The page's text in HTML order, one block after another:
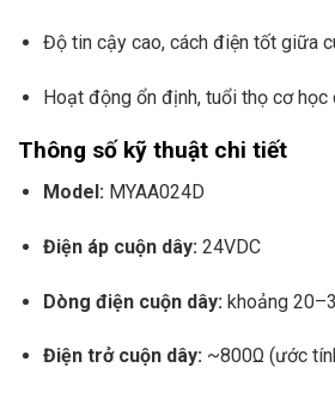
Độ tin cậy cao, cách điện tốt giữa
Hoạt động ổn định, tuổi thọ cơ học
Thông số kỹ thuật chi tiết
Model:MYAA024D
Điện áp cuộn dây: 24VDC
Dòng điện cuộn dây: khoảng
Điện trở cuộn dây:~800Ω (ước